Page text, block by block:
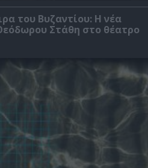
του Βυζαντίου: Η νέα
Στάθη στο θέατρο